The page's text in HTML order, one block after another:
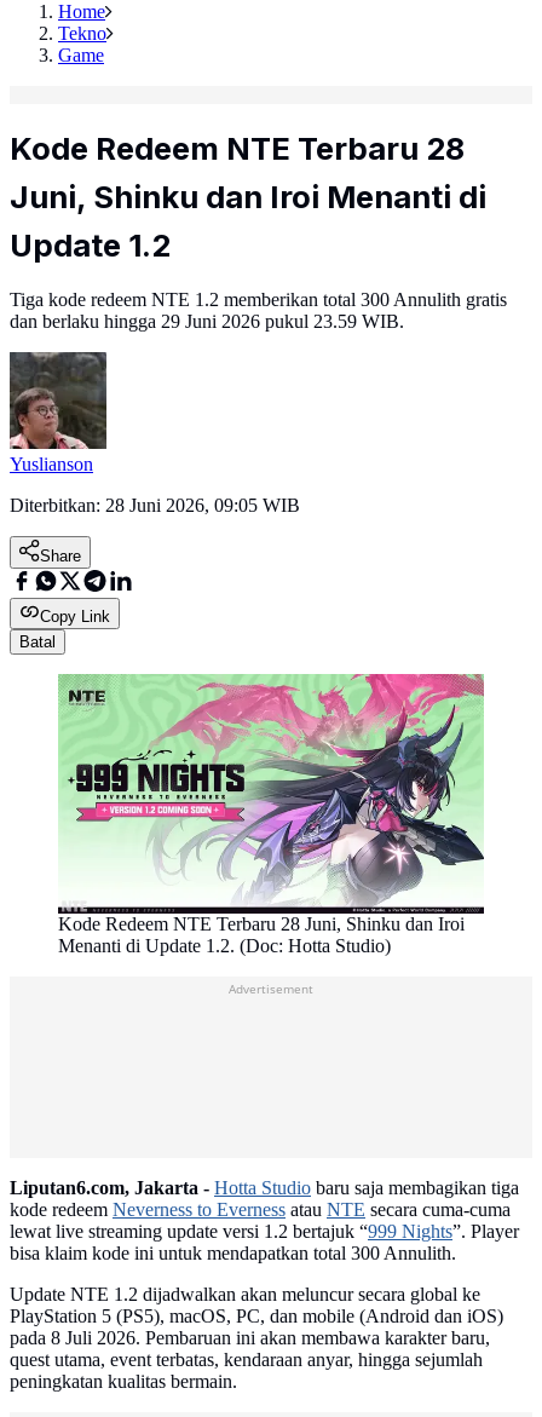
Home
Tekno
Game
Kode Redeem NTE Terbaru 28
Juni, Shinku dan Iroi Menanti di
Update 1.2
Tiga kode redeem NTE 1.2 memberikan total 300 Annulith gratis
dan berlaku hingga 29 Juni 2026 pukul 23.59 WIB.
Yuslianson
Diterbitkan: 28 Juni 2026, 09:05 WIB
Share
Copy Link
Batal
Kode Redeem NTE Terbaru 28 Juni, Shinku dan Iroi
Menanti di Update 1.2. (Doc: Hotta Studio)
Advertisement
Liputan6.com, Jakarta - Hotta Studio baru saja membagikan tiga
kode redeem Neverness to Everness atau NTE secara cuma-cuma
lewat live streaming update versi 1.2 bertajuk “999 Nights”. Player
bisa klaim kode ini untuk mendapatkan total 300 Annulith.
Update NTE 1.2 dijadwalkan akan meluncur secara global ke
PlayStation 5 (PS5), macOS, PC, dan mobile (Android dan iOS)
pada 8 Juli 2026. Pembaruan ini akan membawa karakter baru,
quest utama, event terbatas, kendaraan anyar, hingga sejumlah
peningkatan kualitas bermain.